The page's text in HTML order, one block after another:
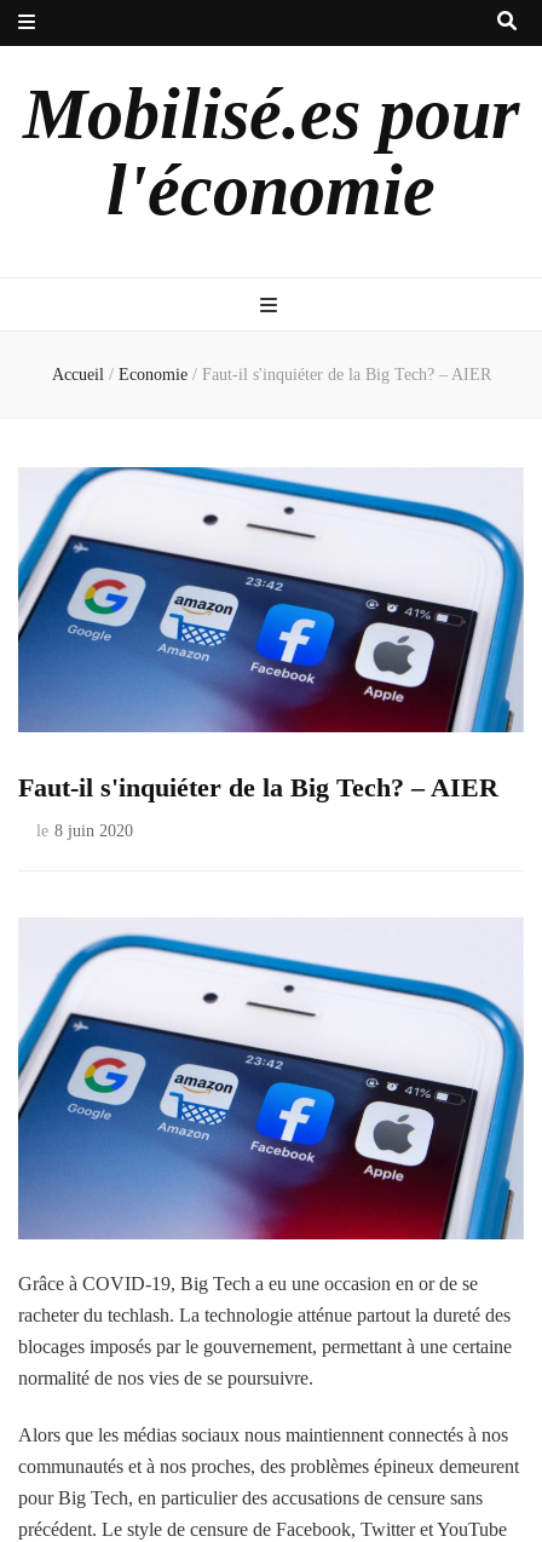
Mobilisé.es pour
l'économie
Accueil / Economie / Faut-il s'inquiéter de la Big Tech? – AIER
Faut-il s'inquiéter de la Big Tech? – AIER
le 8 juin 2020
Grâce à COVID-19, Big Tech a eu une occasion en or de se
racheter du techlash. La technologie atténue partout la dureté des
blocages imposés par le gouvernement, permettant à une certaine
normalité de nos vies de se poursuivre.
Alors que les médias sociaux nous maintiennent connectés à nos
communautés et à nos proches, des problèmes épineux demeurent
pour Big Tech, en particulier des accusations de censure sans
précédent. Le style de censure de Facebook, Twitter et YouTube